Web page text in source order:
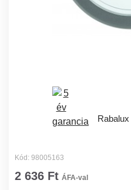
Kód: 98005163
2 636 Ft ÁFA-val